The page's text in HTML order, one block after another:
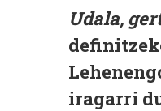
Udala,
iragarri